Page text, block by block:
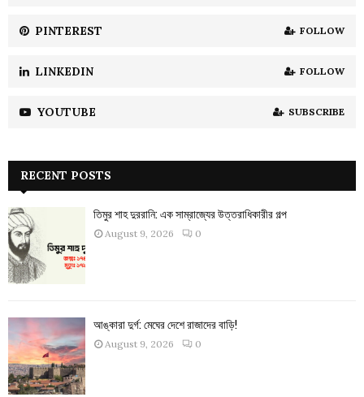
PINTEREST FOLLOW
LINKEDIN FOLLOW
YOUTUBE SUBSCRIBE
RECENT POSTS
তিমুর শাহ দুররানি: এক সাম্রাজ্যের উত্তরাধিকারীর গল্প
August 9, 2026 0
আঙ্কারা দুর্গ: মেঘের দেশে রাজাদের বাড়ি!
August 9, 2026 0